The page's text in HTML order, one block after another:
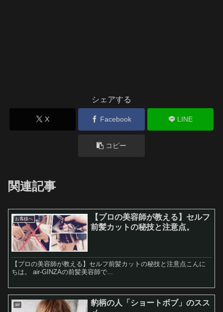
シェアする
X Facebook LINE
コピー
関連記事
お客様へ
【プロの美容師が教える】セルフ
前髪カットの秘技と注意点。
【プロの美容師が教える】セルフ前髪カットの秘技と注意点こんに
ちは。 air-GINZAの前髪美容師で...
air
豹柄の人「ショートボブ」のスス